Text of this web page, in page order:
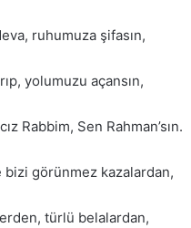
ruhumuza şifasın,
yolumuzu açansın,
Rabbim, Sen Rahman’sın.
bizi görünmez kazalardan,
türlü belalardan,